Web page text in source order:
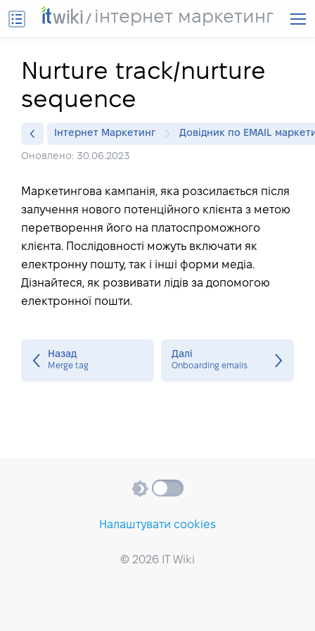
інтернет маркетинг
Nurture track/nurture
sequence
Інтернет Маркетинг Довідник по EMAIL
Оновлено: 30.06.2023
Маркетингова кампанія, яка розсилається після
залучення нового потенційного клієнта з метою
перетворення його на платоспроможного
клієнта. Послідовності можуть включати як
електронну пошту, так і інші форми медіа.
Дізнайтеся, як розвивати лідів за допомогою
електронної пошти.
Назад
Merge tag
Далі
Onboarding emails
Налаштувати cookies
© 2026 IT Wiki